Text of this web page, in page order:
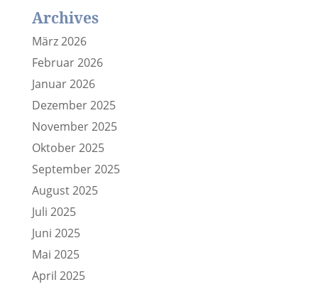
Archives
März 2026
Februar 2026
Januar 2026
Dezember 2025
November 2025
Oktober 2025
September 2025
August 2025
Juli 2025
Juni 2025
Mai 2025
April 2025